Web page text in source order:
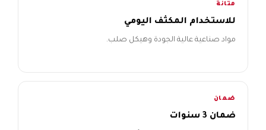
متانة
للاستخدام المكثف اليومي
مواد صناعية عالية الجودة وهيكل صلب.
ضمان
ضمان 3 سنوات